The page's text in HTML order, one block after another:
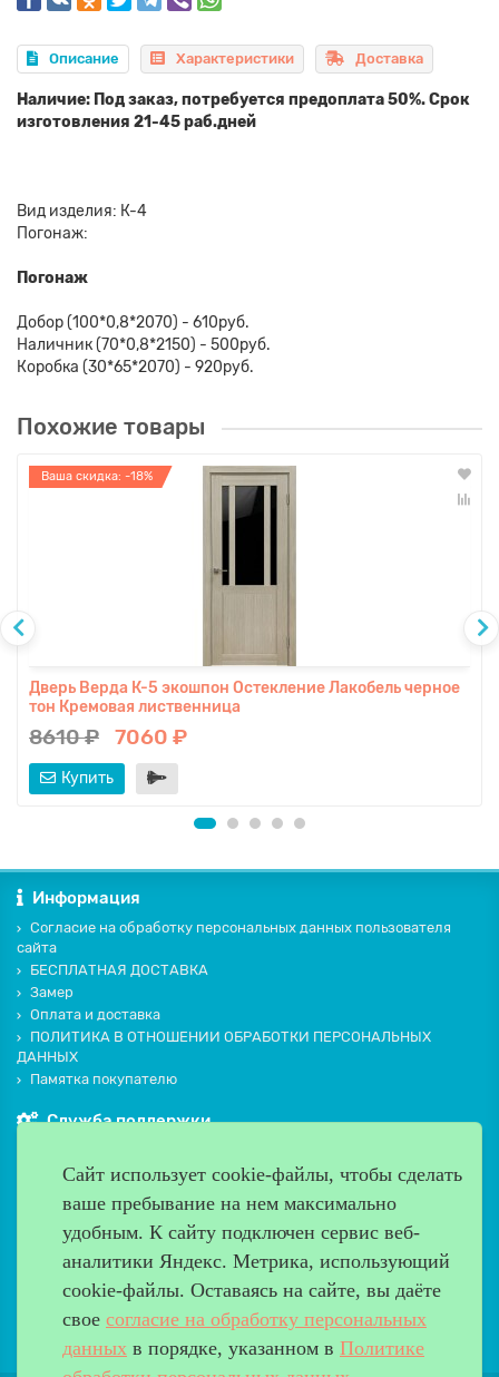
Описание Характеристики Доставка
Наличие: Под заказ, потребуется предоплата 50%. Срок
изготовления 21-45 раб.дней
Вид изделия: К-4
Погонаж:
Погонаж
Добор (100*0,8*2070) - 610руб.
Наличник (70*0,8*2150) - 500руб.
Коробка (30*65*2070) - 920руб.
Похожие товары
Ваша скидка: -18%
Дверь Верда К-5 экошпон Остекление Лакобель черное
тон Кремовая лиственница
8610 ₽ 7060 ₽
Купить
Информация
Согласие на обработку персональных данных пользователя
сайта
БЕСПЛАТНАЯ ДОСТАВКА
Замер
Оплата и доставка
ПОЛИТИКА В ОТНОШЕНИИ ОБРАБОТКИ ПЕРСОНАЛЬНЫХ
ДАННЫХ
Памятка покупателю
Служба поддержки
Производители
Дополнительно
Наш адрес
Работаем с 9:00 до 20:00
8 (499) 685-33-26
Сайт использует cookie-файлы, чтобы сделать
ваше пребывание на нем максимально
удобным. К cайту подключен сервис веб-
аналитики Яндекс. Метрика, использующий
cookie-файлы. Оставаясь на сайте, вы даёте
свое согласие на обработку персональных
данных в порядке, указанном в Политике